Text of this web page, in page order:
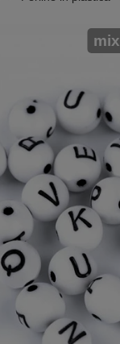
mix